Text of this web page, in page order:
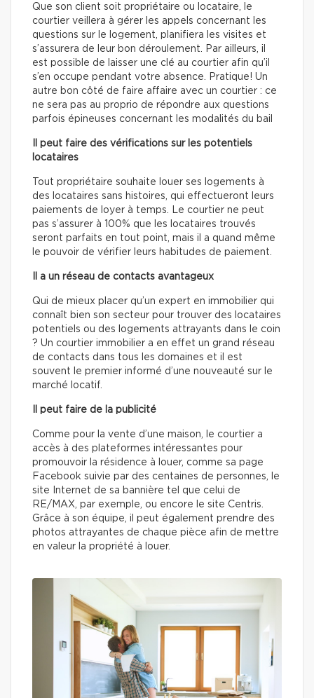
Que son client soit propriétaire ou locataire, le
courtier veillera à gérer les appels concernant les
questions sur le logement, planifiera les visites et
s’assurera de leur bon déroulement. Par ailleurs, il
est possible de laisser une clé au courtier afin qu’il
s’en occupe pendant votre absence. Pratique! Un
autre bon côté de faire affaire avec un courtier : ce
ne sera pas au proprio de répondre aux questions
parfois épineuses concernant les modalités du bail
Il peut faire des vérifications sur les potentiels
locataires
Tout propriétaire souhaite louer ses logements à
des locataires sans histoires, qui effectueront leurs
paiements de loyer à temps. Le courtier ne peut
pas s’assurer à 100% que les locataires trouvés
seront parfaits en tout point, mais il a quand même
le pouvoir de vérifier leurs habitudes de paiement.
Il a un réseau de contacts avantageux
Qui de mieux placer qu’un expert en immobilier qui
connaît bien son secteur pour trouver des locataires
potentiels ou des logements attrayants dans le coin
? Un courtier immobilier a en effet un grand réseau
de contacts dans tous les domaines et il est
souvent le premier informé d’une nouveauté sur le
marché locatif.
Il peut faire de la publicité
Comme pour la vente d’une maison, le courtier a
accès à des plateformes intéressantes pour
promouvoir la résidence à louer, comme sa page
Facebook suivie par des centaines de personnes, le
site Internet de sa bannière tel que celui de
RE/MAX, par exemple, ou encore le site Centris.
Grâce à son équipe, il peut également prendre des
photos attrayantes de chaque pièce afin de mettre
en valeur la propriété à louer.